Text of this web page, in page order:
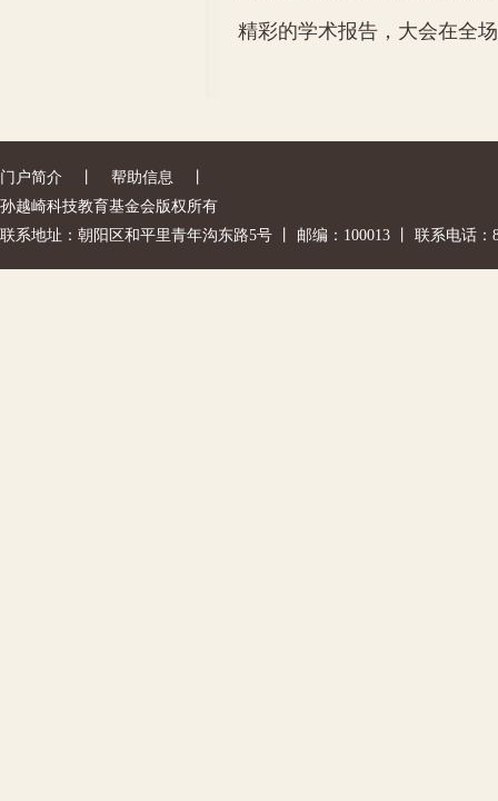
精彩的学术报告，大会在全
门户简介 帮助信息
孙越崎科技教育基金会版权所有
联系地址：朝阳区和平里青年沟东路5号 丨 邮编：100013 丨 联系电话：